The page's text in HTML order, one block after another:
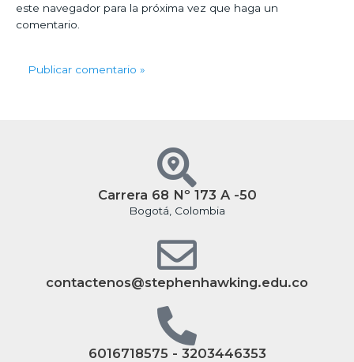
este navegador para la próxima vez que haga un
comentario.
Carrera 68 Nº 173 A -50
Bogotá, Colombia
contactenos@stephenhawking.edu.co
6016718575 - 3203446353